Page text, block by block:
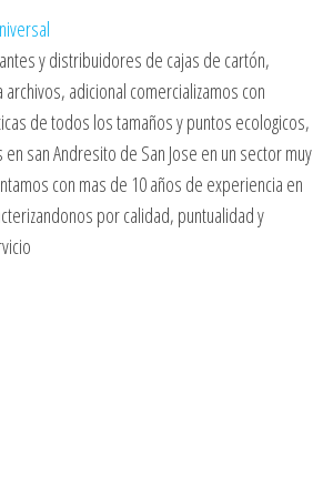
y distribuidores de cajas de cartón,
adicional comercializamos con
de todos los tamaños y puntos ecologicos,
san Andresito de San Jose en un sector muy
con mas de 10 años de experiencia en
por calidad, puntualidad y